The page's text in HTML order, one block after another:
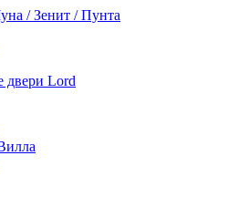
/ Зенит / Пунта
двери Lord